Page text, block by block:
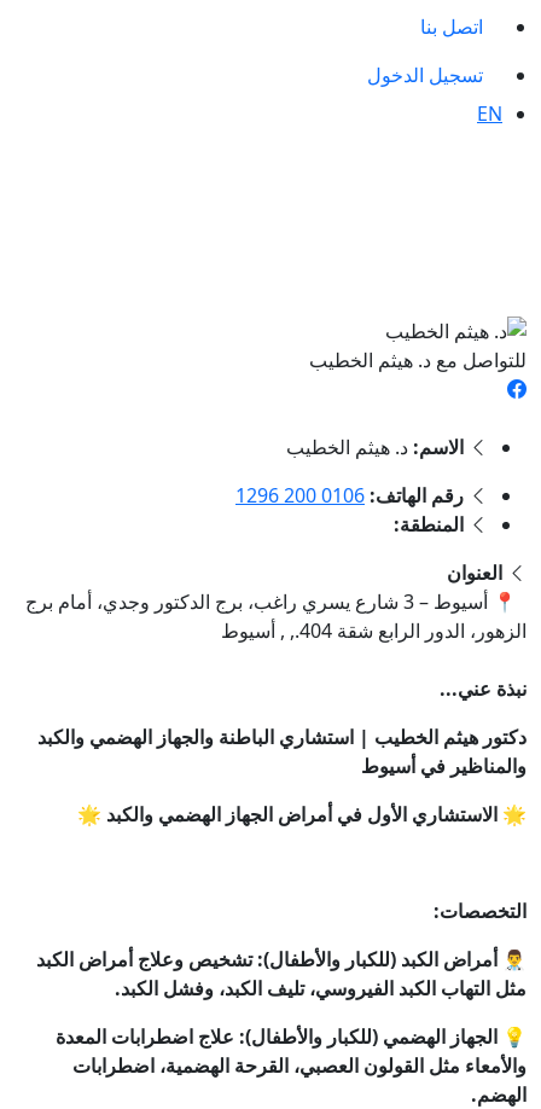
اتصل بنا
تسجيل الدخول
EN
للتواصل مع د. هيثم الخطيب
الاسم: د. هيثم الخطيب
رقم الهاتف: 0106 200 1296
المنطقة:
العنوان
📍 أسيوط – 3 شارع يسري راغب، برج الدكتور وجدي، أمام برج
الزهور، الدور الرابع شقة 404., , أسيوط
نبذة عني...
دكتور هيثم الخطيب | استشاري الباطنة والجهاز الهضمي والكبد
والمناظير في أسيوط
🌟 الاستشاري الأول في أمراض الجهاز الهضمي والكبد 🌟
التخصصات:
👨‍⚕️ أمراض الكبد (للكبار والأطفال): تشخيص وعلاج أمراض الكبد
مثل التهاب الكبد الفيروسي، تليف الكبد، وفشل الكبد.
💡 الجهاز الهضمي (للكبار والأطفال): علاج اضطرابات المعدة
والأمعاء مثل القولون العصبي، القرحة الهضمية، اضطرابات
الهضم.